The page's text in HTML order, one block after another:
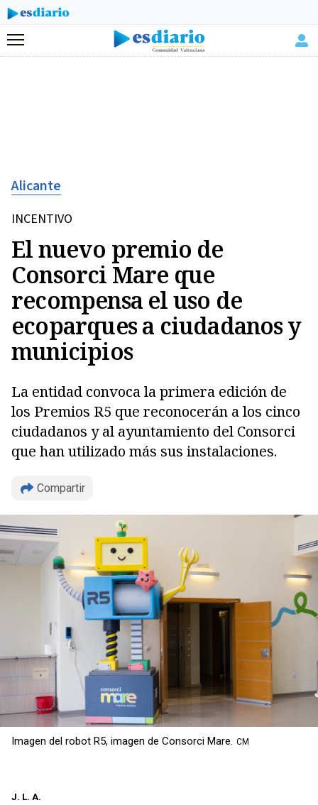
Menú
Alicante
INCENTIVO
El nuevo premio de
Consorci Mare que
recompensa el uso de
ecoparques a ciudadanos y
municipios
La entidad convoca la primera edición de
los Premios R5 que reconocerán a los cinco
ciudadanos y al ayuntamiento del Consorci
que han utilizado más sus instalaciones.
Compartir
Copiar
Imagen del robot R5, imagen de Consorci Mare. CM
J. L. A.